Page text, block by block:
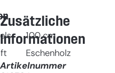
100 cm
Eschenholz
Zusätzliche
Informationen
Artikelnummer